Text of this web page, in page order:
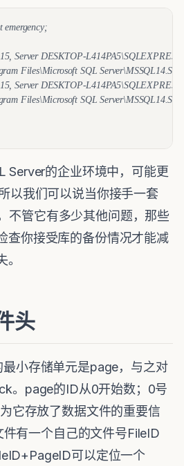
emergency;
Server DESKTOP-
Files\Microsoft SQL
Server DESKTOP-
Files\Microsoft SQL
Server的企业环境中，可能更
以我们可以说当你接手一套
不管它有多少其他问题，那些
查你接受库的备份情况才能减
。
头
小存储单元是page，与之对
。page的ID从0开始数；0号
它存放了数据文件的重要信
有一个自己的文件号FileID
可以定位一个